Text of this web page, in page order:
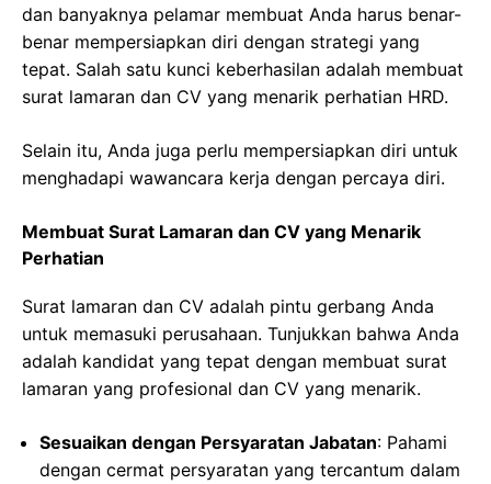
dan banyaknya pelamar membuat Anda harus benar-
benar mempersiapkan diri dengan strategi yang
tepat. Salah satu kunci keberhasilan adalah membuat
surat lamaran dan CV yang menarik perhatian HRD.
Selain itu, Anda juga perlu mempersiapkan diri untuk
menghadapi wawancara kerja dengan percaya diri.
Membuat Surat Lamaran dan CV yang Menarik
Perhatian
Surat lamaran dan CV adalah pintu gerbang Anda
untuk memasuki perusahaan. Tunjukkan bahwa Anda
adalah kandidat yang tepat dengan membuat surat
lamaran yang profesional dan CV yang menarik.
Sesuaikan dengan Persyaratan Jabatan: Pahami
dengan cermat persyaratan yang tercantum dalam